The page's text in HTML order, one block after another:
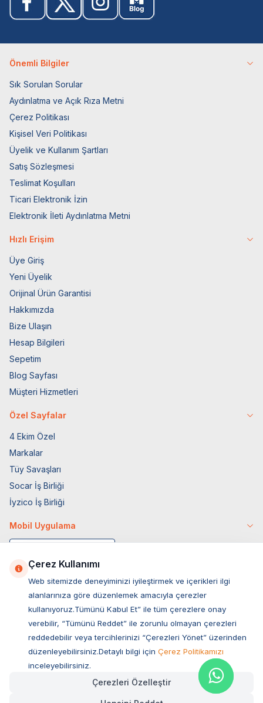
Önemli Bilgiler
Sık Sorulan Sorular
Aydınlatma ve Açık Rıza Metni
Çerez Politikası
Kişisel Veri Politikası
Üyelik ve Kullanım Şartları
Satış Sözleşmesi
Teslimat Koşulları
Ticari Elektronik İzin
Elektronik İleti Aydınlatma Metni
Hızlı Erişim
Üye Giriş
Yeni Üyelik
Orijinal Ürün Garantisi
Hakkımızda
Bize Ulaşın
Hesap Bilgileri
Sepetim
Blog Sayfası
Müşteri Hizmetleri
Özel Sayfalar
4 Ekim Özel
Markalar
Tüy Savaşları
Socar İş Birliği
İyzico İş Birliği
Mobil Uygulama
Müşteri Hizmetleri
Sıkça Sorulan Sorular
Çerez Kullanımı
Web sitemizde deneyiminizi iyileştirmek ve içerikleri ilgi
alanlarınıza göre düzenlemek amacıyla çerezler
kullanıyoruz.Tümünü Kabul Et” ile tüm çerezlere onay
verebilir, “Tümünü Reddet” ile zorunlu olmayan çerezleri
reddedebilir veya tercihlerinizi “Çerezleri Yönet” üzerinden
düzenleyebilirsiniz.Detaylı bilgi için Çerez Politikamızı
inceleyebilirsiniz.
Çerezleri Özelleştir